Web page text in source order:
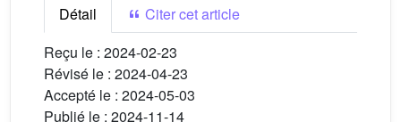
Détail
Citer cet article
Reçu le : 2024-02-23
Révisé le : 2024-04-23
Accepté le : 2024-05-03
Publié le : 2024-11-14